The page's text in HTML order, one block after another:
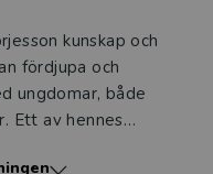
kunskap och
fördjupa och
ungdomar, både
Ett av hennes